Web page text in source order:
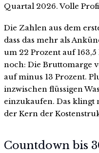
Quartal 2026. Volle
Die Zahlen aus dem
dass das mehr als
um 22 Prozent auf
noch: Die Bruttomarge
auf minus 13 Prozent.
inzwischen flüssigen
einzukaufen. Das klingt
der Kern der
Countdown bis